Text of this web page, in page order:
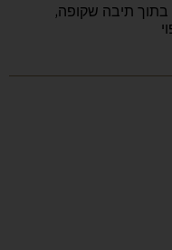
תיבה שקופה,